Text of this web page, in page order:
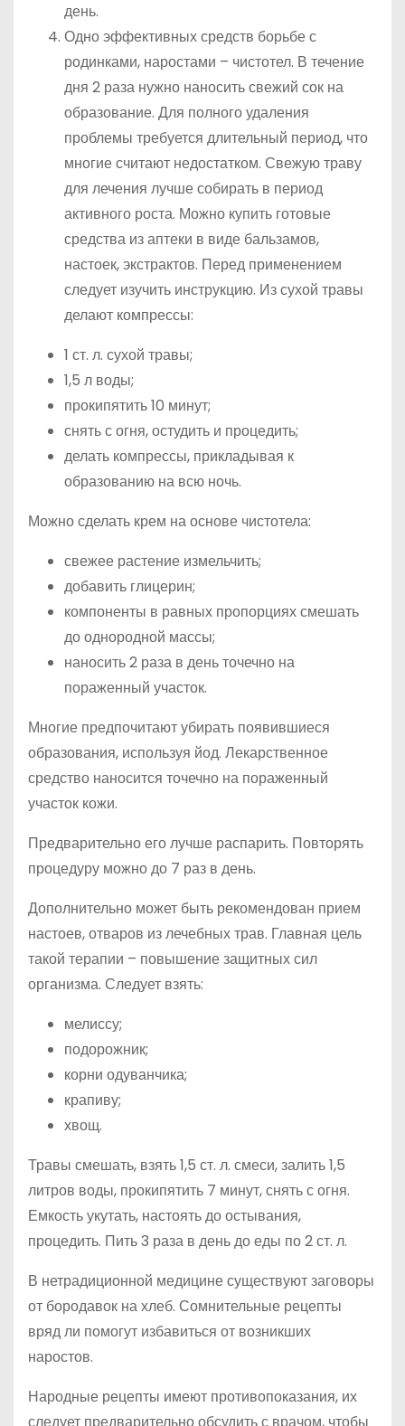
день.
Одно эффективных средств борьбе с
родинками, наростами – чистотел. В течение
дня 2 раза нужно наносить свежий сок на
образование. Для полного удаления
проблемы требуется длительный период, что
многие считают недостатком. Свежую траву
для лечения лучше собирать в период
активного роста. Можно купить готовые
средства из аптеки в виде бальзамов,
настоек, экстрактов. Перед применением
следует изучить инструкцию. Из сухой травы
делают компрессы:
1 ст. л. сухой травы;
1,5 л воды;
прокипятить 10 минут;
снять с огня, остудить и процедить;
делать компрессы, прикладывая к
образованию на всю ночь.
Можно сделать крем на основе чистотела:
свежее растение измельчить;
добавить глицерин;
компоненты в равных пропорциях смешать
до однородной массы;
наносить 2 раза в день точечно на
пораженный участок.
Многие предпочитают убирать появившиеся
образования, используя йод. Лекарственное
средство наносится точечно на пораженный
участок кожи.
Предварительно его лучше распарить. Повторять
процедуру можно до 7 раз в день.
Дополнительно может быть рекомендован прием
настоев, отваров из лечебных трав. Главная цель
такой терапии – повышение защитных сил
организма. Следует взять:
мелиссу;
подорожник;
корни одуванчика;
крапиву;
хвощ.
Травы смешать, взять 1,5 ст. л. смеси, залить 1,5
литров воды, прокипятить 7 минут, снять с огня.
Емкость укутать, настоять до остывания,
процедить. Пить 3 раза в день до еды по 2 ст. л.
В нетрадиционной медицине существуют заговоры
от бородавок на хлеб. Сомнительные рецепты
вряд ли помогут избавиться от возникших
наростов.
Народные рецепты имеют противопоказания, их